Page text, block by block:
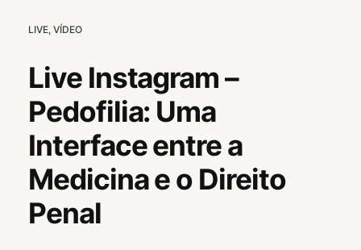
CATEGORIES:
LIVE, VÍDEOPOSTED
,
0
2
1
Live Instagram –
Pedofilia: Uma
Interface entre a
Medicina e o Direito
Penal